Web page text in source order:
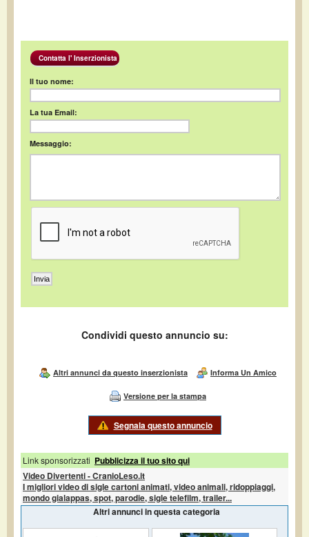
Contatta l' Inserzionista
Il tuo nome:
La tua Email:
Messaggio:
Condividi questo annuncio su:
Altri annunci da questo inserzionista Informa Un Amico
Versione per la stampa
Segnala questo annuncio
Link sponsorizzati Pubblicizza il tuo sito qui
Video Divertenti - CranioLeso.it
I migliori video di sigle cartoni animati, video animali, ridoppiaggi,
mondo gialappas, spot, parodie, sigle telefilm, trailer...
Altri annunci in questa categoria